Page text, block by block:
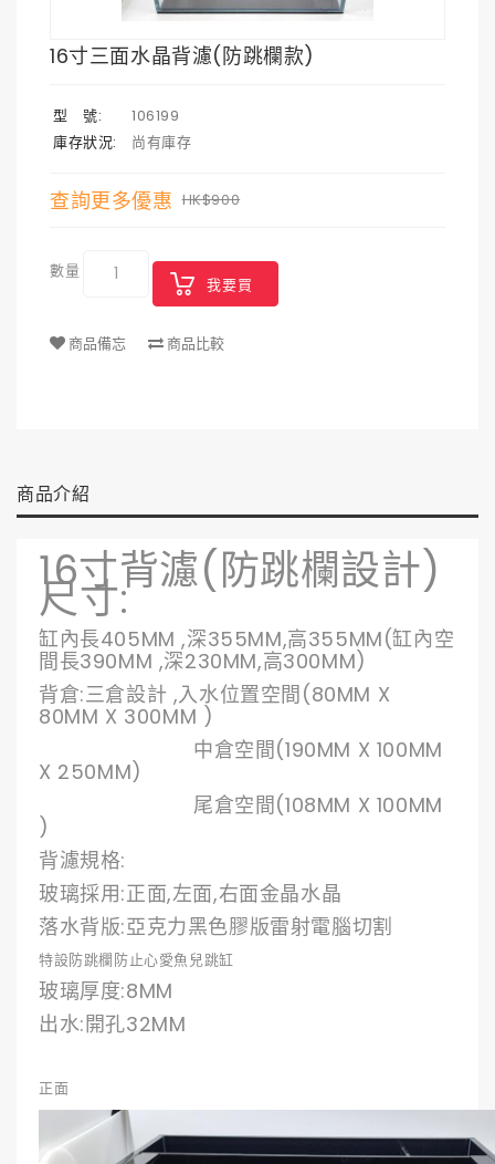
16寸三面水晶背濾(防跳欄款)
型 號:
106199
庫存狀況:
尚有庫存
查詢更多優惠 HK$900
數量
我要買
商品備忘 商品比較
商品介紹
16寸背濾(防跳欄設計)
尺寸:
缸內長405MM ,深355MM,高355MM(缸內空
間長390MM ,深230MM,高300MM)
背倉:三倉設計 ,入水位置空間(80MM X
80MM X 300MM )
中倉空間(190MM X 100MM
X 250MM)
尾倉空間(108MM X 100MM
)
背濾規格:
玻璃採用:正面,左面,右面金晶水晶
落水背版:亞克力黑色膠版雷射電腦切割
特設防跳欄防止心愛魚兒跳缸
玻璃厚度:8MM
出水:開孔32MM
正面